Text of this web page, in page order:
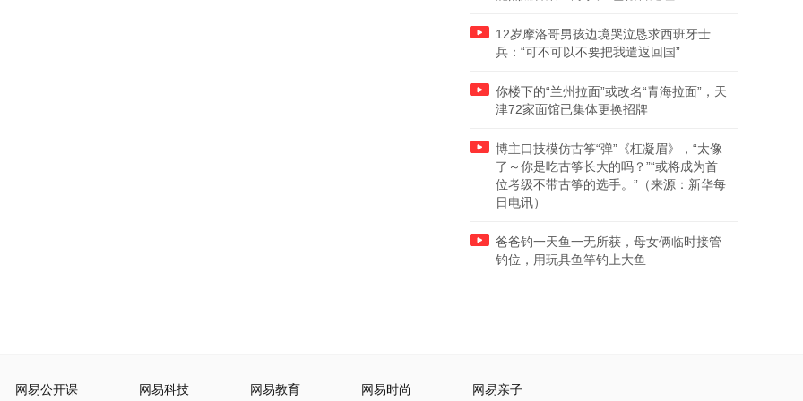
12岁摩洛哥男孩边境哭泣恳求西班牙士
兵：“可不可以不要把我遣返回国”
你楼下的“兰州拉面”或改名“青海拉面”，天
津72家面馆已集体更换招牌
博主口技模仿古筝“弹”《枉凝眉》，“太像
了～你是吃古筝长大的吗？”“或将成为首
位考级不带古筝的选手。”（来源：新华每
日电讯）
爸爸钓一天鱼一无所获，母女俩临时接管
钓位，用玩具鱼竿钓上大鱼
网易公开课 网易科技 网易教育 网易时尚 网易亲子